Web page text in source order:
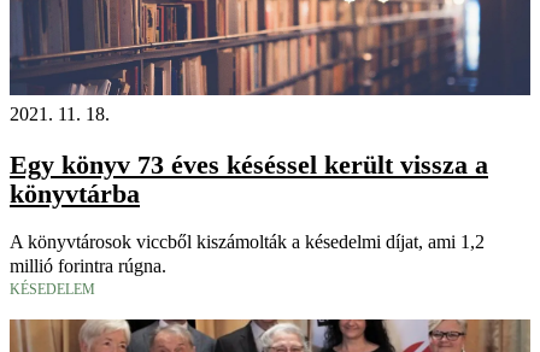
2021. 11. 18.
Egy könyv 73 éves késéssel került vissza a
könyvtárba
A könyvtárosok viccből kiszámolták a késedelmi díjat, ami 1,2
millió forintra rúgna.
KÉSEDELEM